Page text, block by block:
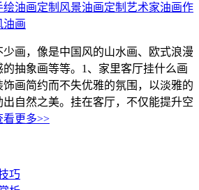
绘油画定制 风景油画定制 艺术家油画作
油画
画，像是中国风的山水画、欧式浪漫
抽象画等等。1、家里客厅挂什么画
画简约而不失优雅的氛围，以淡雅的
自然之美。挂在客厅，不仅能提升空
看更多>>
巧